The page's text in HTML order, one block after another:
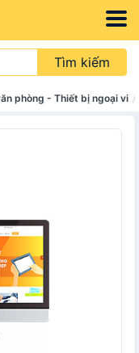
Tìm kiếm
phòng - Thiết bị ngoại vi